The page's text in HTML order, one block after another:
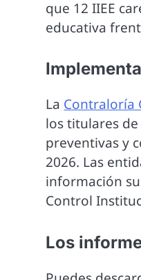
que 12 IIEE
educativa
La Contraloría
los titulares
preventivas y
2026. Las
información
Control
Los